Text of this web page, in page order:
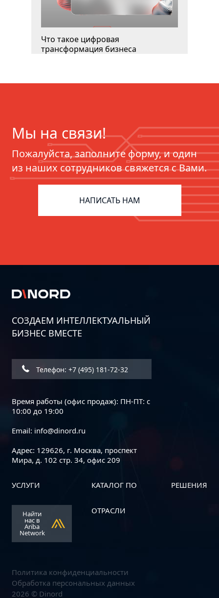
Что такое цифровая
трансформация бизнеса
ERP для фармацевтики:
цифровизация цепочек поставок
Дорожная карта информационной
руководство
начале стратегического
партнерства
Мы на связи!
Пожалуйста, заполните форму, и один
из наших сотрудников свяжется с Вами.
НАПИСАТЬ НАМ
СОЗДАЕМ ИНТЕЛЛЕКТУАЛЬНЫЙ
БИЗНЕС ВМЕСТЕ
Телефон: +7 (495) 181-72-32
Время работы (офис продаж): ПН-ПТ: с
10:00 до 19:00
Email: info@dinord.ru
Адрес: 129626, г. Москва, проспект
Мира, д. 102 стр. 34, офис 209
УСЛУГИ КАТАЛОГ ПО РЕШЕНИЯ
ОТРАСЛИ
Найти
нас в
Ariba
Network
2026 © Dinord
Политика конфиденциальности
Обработка персональных данных